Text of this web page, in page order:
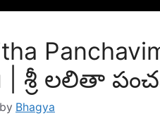
| శ్రీ లలితా
by Bhagya